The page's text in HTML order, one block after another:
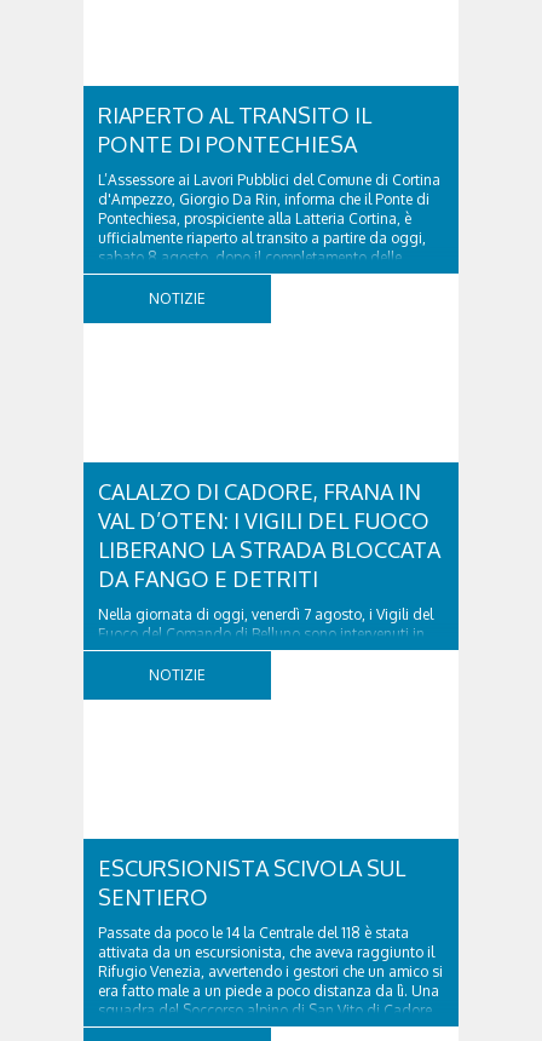
RIAPERTO AL TRANSITO IL
PONTE DI PONTECHIESA
L’Assessore ai Lavori Pubblici del Comune di Cortina
d'Ampezzo, Giorgio Da Rin, informa che il Ponte di
Pontechiesa, prospiciente alla Latteria Cortina, è
ufficialmente riaperto al transito a partire da oggi,
sabato 8 agosto, dopo il completamento delle
verifiche e il positivo collaudo...
NOTIZIE
CALALZO DI CADORE, FRANA IN
VAL D’OTEN: I VIGILI DEL FUOCO
LIBERANO LA STRADA BLOCCATA
DA FANGO E DETRITI
Nella giornata di oggi, venerdì 7 agosto, i Vigili del
Fuoco del Comando di Belluno sono intervenuti in
località Diassa, in Val d’Oten, nel comune di Calalzo
di Cadore, per liberare una strada rimasta bloccata
NOTIZIE
ESCURSIONISTA SCIVOLA SUL
SENTIERO
Passate da poco le 14 la Centrale del 118 è stata
attivata da un escursionista, che aveva raggiunto il
Rifugio Venezia, avvertendo i gestori che un amico si
era fatto male a un piede a poco distanza da lì. Una
squadra del Soccorso alpino di San Vito di Cadore
ha quindi raggiunto l'infortunato...